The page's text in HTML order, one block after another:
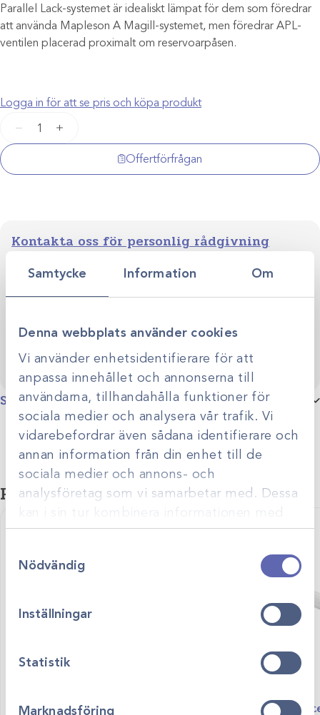
Samtycke Information Om
Denna webbplats använder cookies
Vi använder enhetsidentifierare för att
anpassa innehållet och annonserna till
användarna, tillhandahålla funktioner för
sociala medier och analysera vår trafik. Vi
vidarebefordrar även sådana identifierare och
annan information från din enhet till de
sociala medier och annons- och
analysföretag som vi samarbetar med. Dessa
kan i sin tur kombinera informationen med
annan information som du har tillhandahållit
eller som de har samlat in när du har använt
deras tjänster.
Nödvändig
Inställningar
Statistik
Marknadsföring
Parallel Lack-systemet är idealiskt lämpat för dem som föredrar
att använda Mapleson A Magill-systemet, men föredrar APL-
ventilen placerad proximalt om reservoarpåsen.
Logga in för att se pris och köpa produkt
Narkosslang
Mapleson
1600mm
+
Offertförfrågan
Specifikationer
Kontakta oss för personlig rådgivning
utveckling. Genom personlig rådgivning hjälper vi dig
Relaterade produkter
UniFlow